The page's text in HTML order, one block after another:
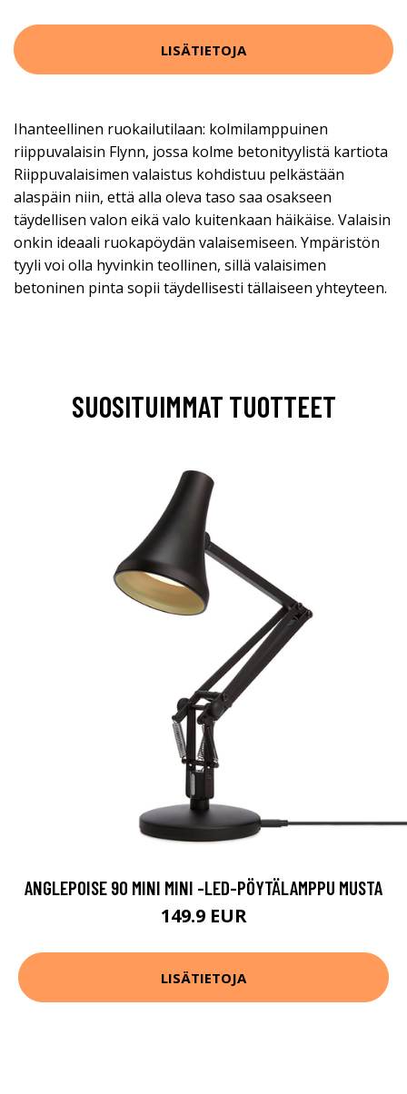
LISÄTIETOJA
Ihanteellinen ruokailutilaan: kolmilamppuinen
riippuvalaisin Flynn, jossa kolme betonityylistä kartiota
Riippuvalaisimen valaistus kohdistuu pelkästään
alaspäin niin, että alla oleva taso saa osakseen
täydellisen valon eikä valo kuitenkaan häikäise. Valaisin
onkin ideaali ruokapöydän valaisemiseen. Ympäristön
tyyli voi olla hyvinkin teollinen, sillä valaisimen
betoninen pinta sopii täydellisesti tällaiseen yhteyteen.
SUOSITUIMMAT TUOTTEET
ANGLEPOISE 90 MINI MINI -LED-PÖYTÄLAMPPU MUSTA
149.9 EUR
LISÄTIETOJA